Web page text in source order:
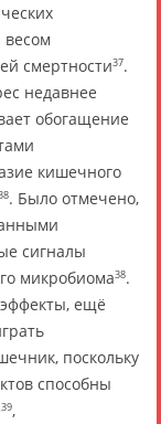
смертности37.
недавнее
обогащение
кишечного
. Было отмечено,
сигналы
микробиома38.
ещё
поскольку
способны
39,